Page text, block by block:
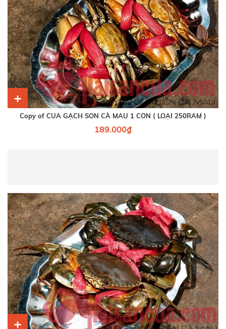
+
Copy of CUA GẠCH SON CÀ MAU 1 CON ( LOẠI 250RAM )
189.000₫
+